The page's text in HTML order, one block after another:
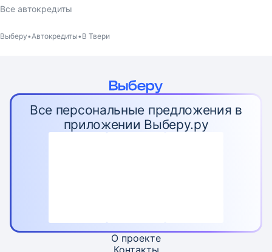
Все автокредиты
Выберу Автокредиты В Твери
Все персональные предложения в
приложении Выберу.ру
О проекте
Контакты